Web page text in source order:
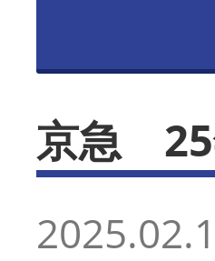
京急 25